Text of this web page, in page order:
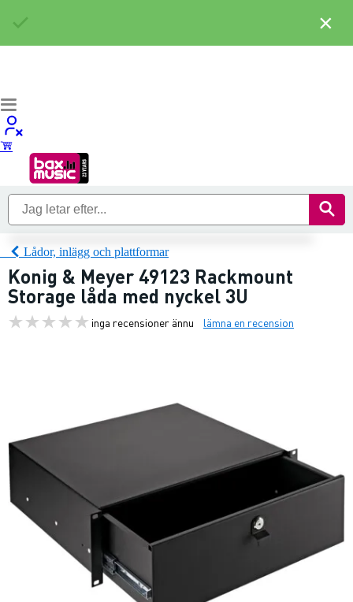
Lådor, inlägg och plattformar
Konig & Meyer 49123 Rackmount
Storage låda med nyckel 3U
inga recensioner ännu lämna en recension
×